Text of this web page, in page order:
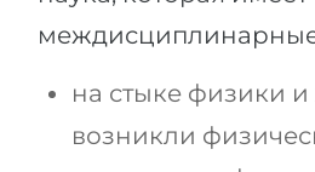
междисциплинарные
на стыке физики
возникли